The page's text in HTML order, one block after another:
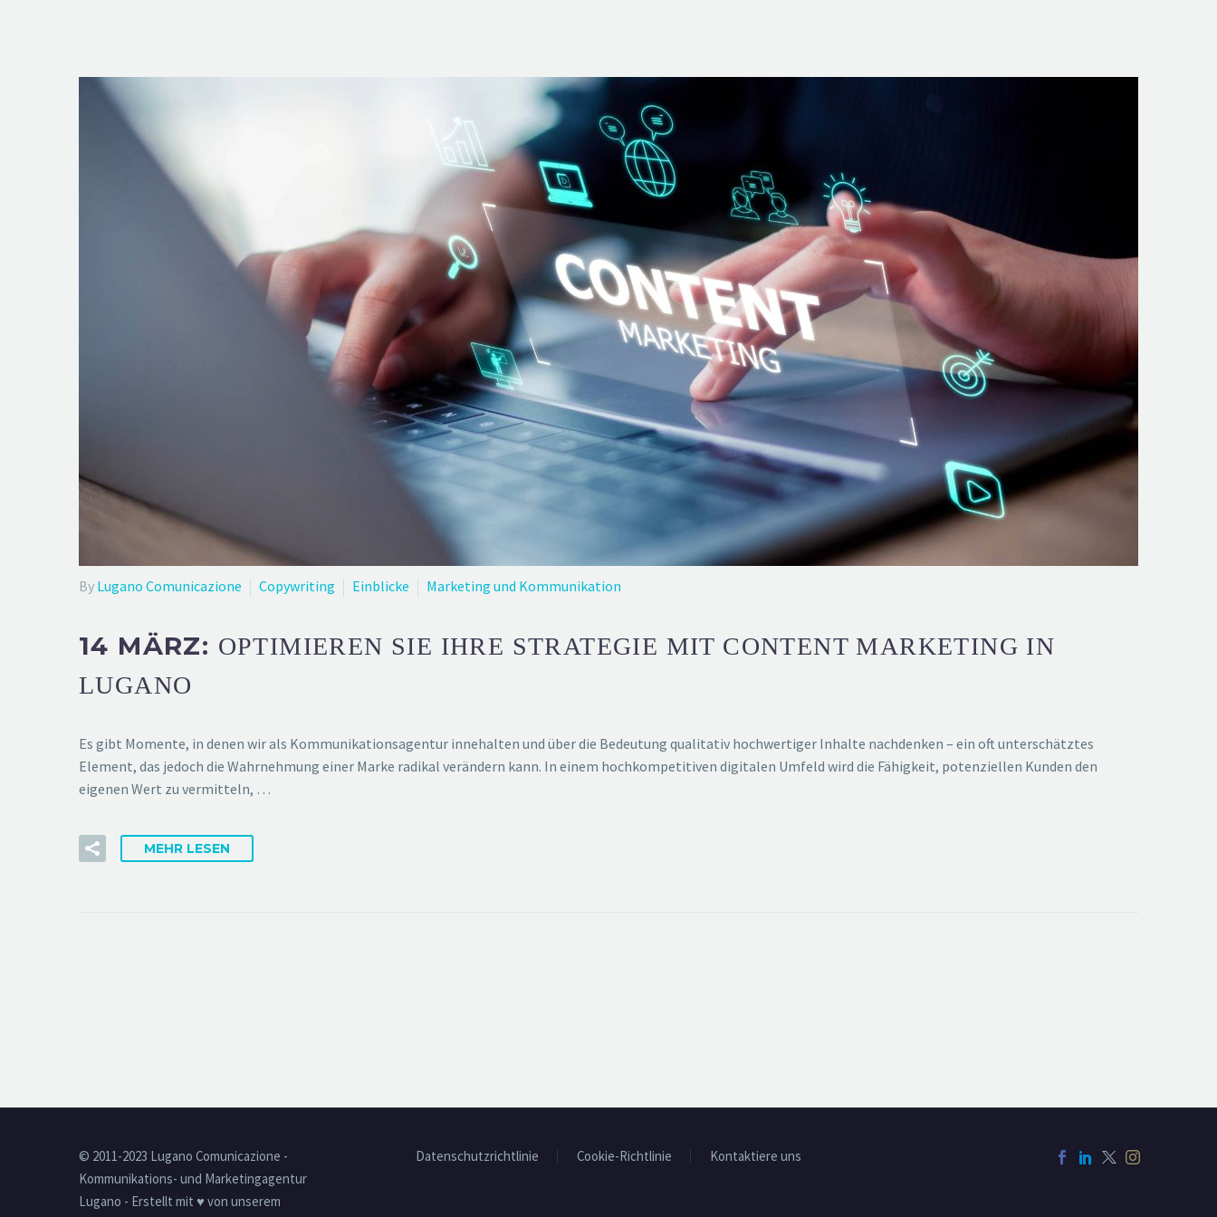
By Lugano Comunicazione Copywriting Einblicke Marketing und Kommunikation
14 MÄRZ: OPTIMIEREN SIE IHRE STRATEGIE MIT CONTENT MARKETING IN
LUGANO
Es gibt Momente, in denen wir als Kommunikationsagentur innehalten und über die Bedeutung qualitativ hochwertiger Inhalte nachdenken – ein oft unterschätztes
Element, das jedoch die Wahrnehmung einer Marke radikal verändern kann. In einem hochkompetitiven digitalen Umfeld wird die Fähigkeit, potenziellen Kunden den
eigenen Wert zu vermitteln, …
MEHR LESEN
Datenschutzrichtlinie Cookie-Richtlinie Kontaktiere uns
© 2011-2023 Lugano Comunicazione -
Kommunikations- und Marketingagentur
Lugano - Erstellt mit ♥ von unserem